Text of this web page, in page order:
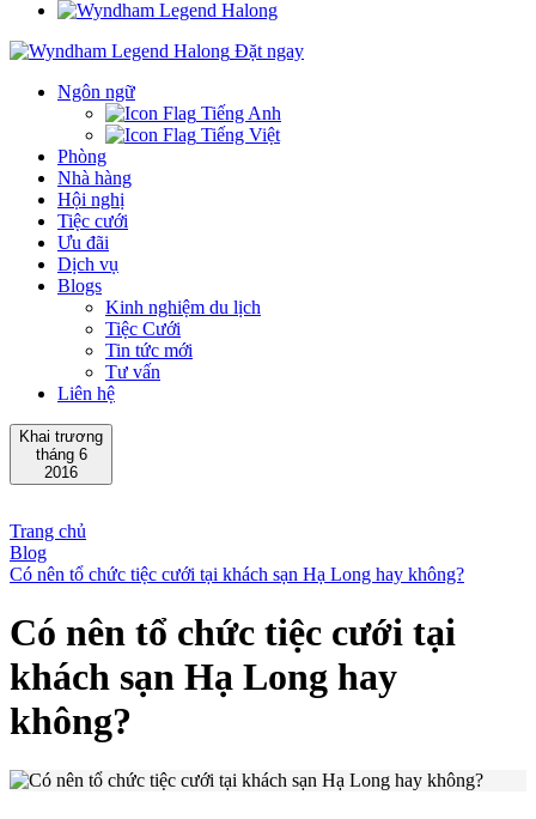
Đặt ngay
Ngôn ngữ
Tiếng Anh
Tiếng Việt
Phòng
Nhà hàng
Hội nghị
Tiệc cưới
Ưu đãi
Dịch vụ
Blogs
Kinh nghiệm du lịch
Tiệc Cưới
Tin tức mới
Tư vấn
Liên hệ
Khai trương
tháng 6
2016
Trang chủ
Blog
Có nên tổ chức tiệc cưới tại khách sạn Hạ Long hay không?
Có nên tổ chức tiệc cưới tại
khách sạn Hạ Long hay
không?